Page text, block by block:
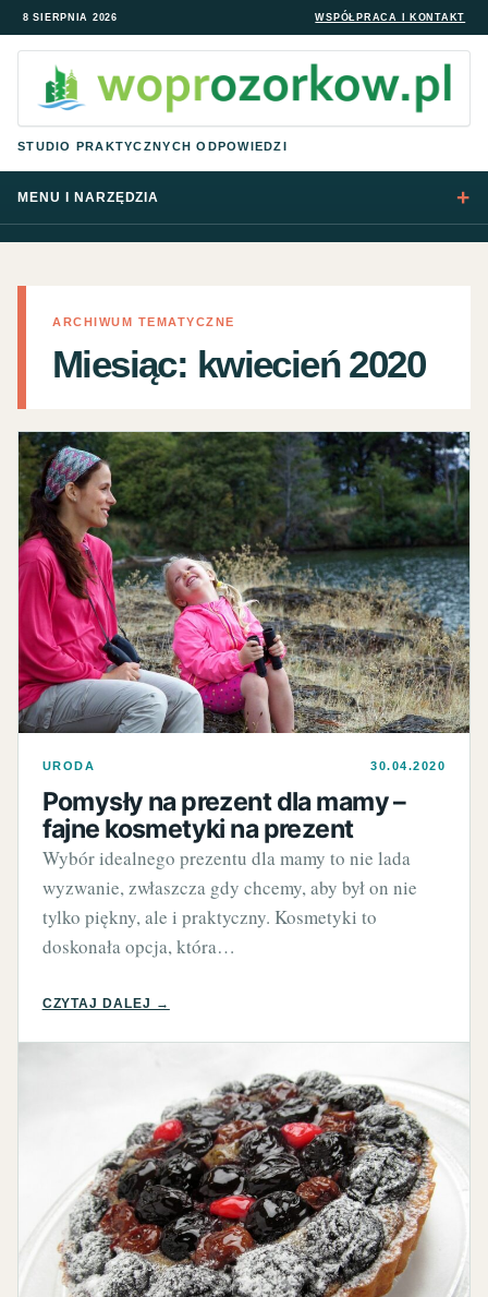
8 SIERPNIA 2026 WSPÓŁPRACA I KONTAKT
STUDIO PRAKTYCZNYCH ODPOWIEDZI
MENU I NARZĘDZIA
ARCHIWUM TEMATYCZNE
Miesiąc: kwiecień 2020
URODA 30.04.2020
Pomysły na prezent dla mamy –
fajne kosmetyki na prezent
Wybór idealnego prezentu dla mamy to nie lada
wyzwanie, zwłaszcza gdy chcemy, aby był on nie
tylko piękny, ale i praktyczny. Kosmetyki to
doskonała opcja, która…
CZYTAJ DALEJ →